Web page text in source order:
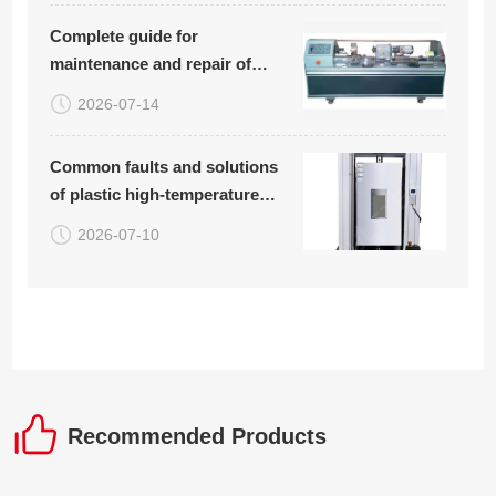
Complete guide for
maintenance and repair of
rotary bending fatigue testing
machine (with common
attached)
2026-07-14
Common faults and solutions
of plastic high-temperature
tensile testing machine
2026-07-10
Recommended Products